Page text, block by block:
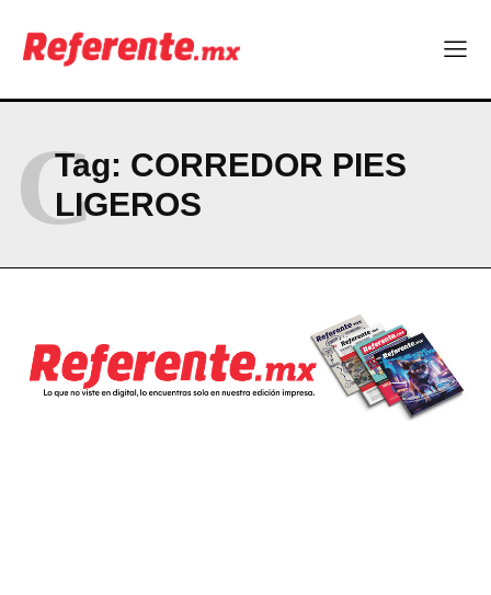
CONTACT
PRIVACY POLICY
NEWSLETTER
Tag: CORREDOR PIES
LIGEROS
C